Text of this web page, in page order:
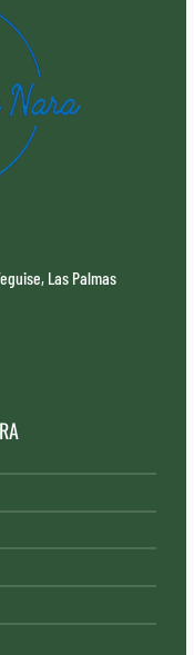
Las Palmas